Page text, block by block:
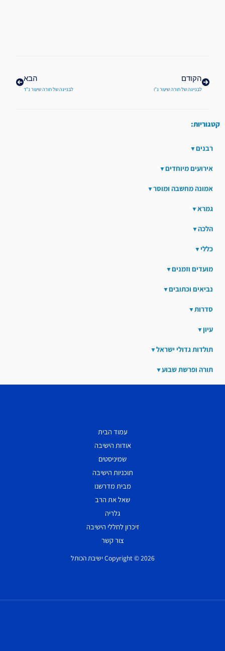
הקודם
לבניינה של תורה שיעור נ"ו
הבא
לבניינה של תורה שיעור נ"ד
קטגוריות:
רבנים
אירועים מיוחדים
אמונה מחשבה ומוסר
גמרא
הלכה
כללי
מועדים וזמנים
נביאים וכתובים
סדרות
עיון
תולדות גדולי ישראל
תורה ופרשת שבוע
עמוד הבית
אודות הישיבה
שמיניסטים
תוכניות הישיבה
מבית מדרשנו
שאל את הרב
גלריה
זיכרון לחללי הישיבה
צור קשר
Copyright © 2026 ישיבת הכותל